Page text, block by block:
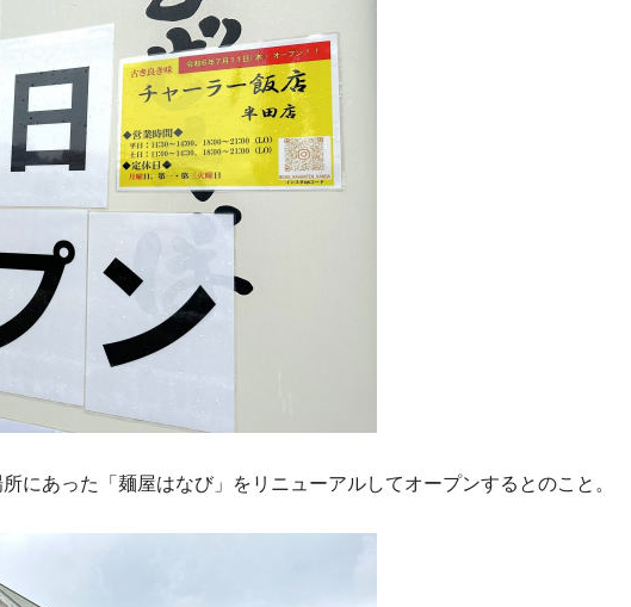
にあった「麺屋はなび」をリニューアルしてオープンするとのこと。